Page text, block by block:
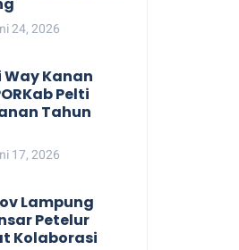
24, 2026
Kanan
Pelti
Tahun
17, 2026
Lampung
Petelur
Kolaborasi